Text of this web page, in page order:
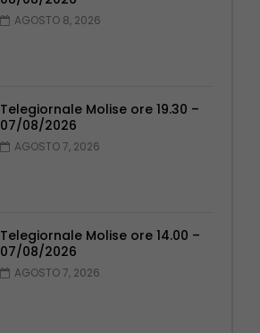
AGOSTO 8, 2026
Telegiornale Molise ore 19.30 –
07/08/2026
AGOSTO 7, 2026
Telegiornale Molise ore 14.00 –
07/08/2026
AGOSTO 7, 2026